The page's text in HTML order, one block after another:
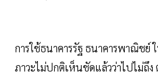
การใช้ธนาคารรัฐ ธนาคารพาณิชย์
ภาวะไม่ปกติเห็นชัดแล้วว่าไปไม่ถึง